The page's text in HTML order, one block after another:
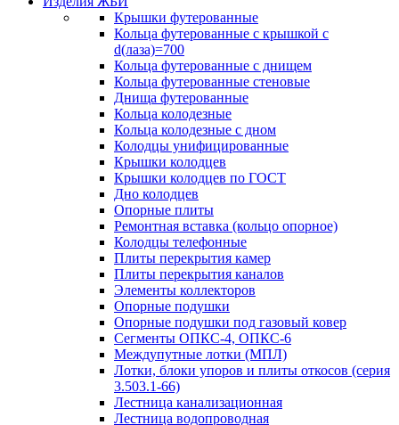
Крышки футерованные
Кольца футерованные с крышкой с
d(лаза)=700
Кольца футерованные с днищем
Кольца футерованные стеновые
Днища футерованные
Кольца колодезные
Кольца колодезные с дном
Колодцы унифицированные
Крышки колодцев
Крышки колодцев по ГОСТ
Дно колодцев
Опорные плиты
Ремонтная вставка (кольцо опорное)
Колодцы телефонные
Плиты перекрытия камер
Плиты перекрытия каналов
Элементы коллекторов
Опорные подушки
Опорные подушки под газовый ковер
Сегменты ОПКС-4, ОПКС-6
Междупутные лотки (МПЛ)
Лотки, блоки упоров и плиты откосов (серия
3.503.1-66)
Лестница канализационная
Лестница водопроводная